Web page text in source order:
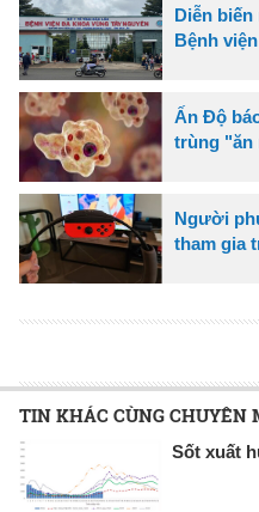
Diễn
Bệnh
Ấn Độ
trùng "ăn
Người
tham gia
TIN KHÁC CÙNG CHUYÊN
Sốt xuất